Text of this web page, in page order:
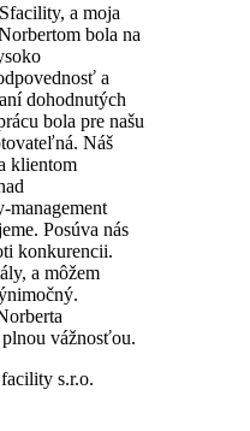
a moja
bola na
a
dohodnutých
bola pre našu
Náš
klientom
management
Posúva nás
konkurencii.
a môžem
vážnosťou.
s.r.o.